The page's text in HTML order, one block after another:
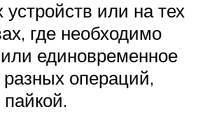
устройств или на тех
где необходимо
единовременное
операций,